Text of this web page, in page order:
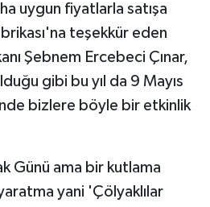
uygun fiyatlarla satışa
teşekkür eden
Şebnem Ercebeci Çınar,
gibi bu yıl da 9 Mayıs
bizlere böyle bir etkinlik
Günü ama bir kutlama
yani 'Çölyaklılar